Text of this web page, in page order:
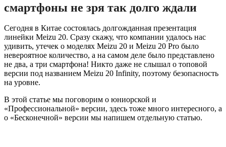
смартфоны не зря так долго ждали
Сегодня в Китае состоялась долгожданная презентация
линейки Meizu 20. Сразу скажу, что компании удалось нас
удивить, утечек о моделях Meizu 20 и Meizu 20 Pro было
невероятное количество, а на самом деле было представлено
не два, а три смартфона! Никто даже не слышал о топовой
версии под названием Meizu 20 Infinity, поэтому безопасность
на уровне.
В этой статье мы поговорим о юниорской и
«Профессиональной» версии, здесь тоже много интересного, а
о «Бесконечной» версии мы напишем отдельную статью.